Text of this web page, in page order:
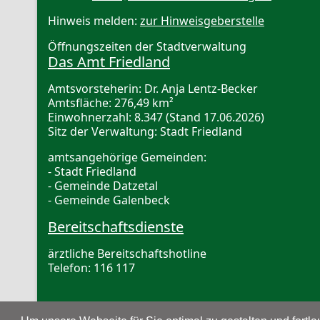
Hinweis melden: zur Hinweisgeberstelle
Öffnungszeiten der Stadtverwaltung
Das Amt Friedland
Amtsvorsteherin: Dr. Anja Lentz-Becker
Amtsfläche: 276,49 km²
Einwohnerzahl: 8.347 (Stand 17.06.2026)
Sitz der Verwaltung: Stadt Friedland
amtsangehörige Gemeinden:
- Stadt Friedland
- Gemeinde Datzetal
- Gemeinde Galenbeck
Bereitschaftsdienste
ärztliche Bereitschaftshotline
Telefon: 116 117